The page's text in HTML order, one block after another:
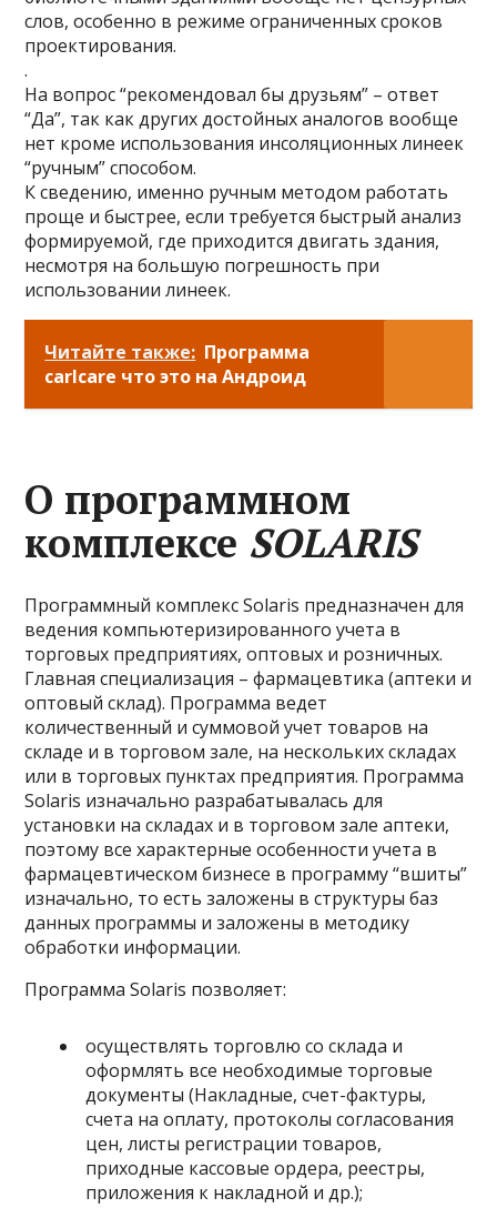
слов, особенно в режиме ограниченных сроков
проектирования.
.
На вопрос “рекомендовал бы друзьям” – ответ
“Да”, так как других достойных аналогов вообще
нет кроме использования инсоляционных линеек
“ручным” способом.
К сведению, именно ручным методом работать
проще и быстрее, если требуется быстрый анализ
формируемой, где приходится двигать здания,
несмотря на большую погрешность при
использовании линеек.
Читайте также: Программа
carlcare что это на Андроид
О программном
комплексе SOLARIS
Программный комплекс Solaris предназначен для
ведения компьютеризированного учета в
торговых предприятиях, оптовых и розничных.
Главная специализация – фармацевтика (аптеки и
оптовый склад). Программа ведет
количественный и суммовой учет товаров на
складе и в торговом зале, на нескольких складах
или в торговых пунктах предприятия. Программа
Solaris изначально разрабатывалась для
установки на складах и в торговом зале аптеки,
поэтому все характерные особенности учета в
фармацевтическом бизнесе в программу “вшиты”
изначально, то есть заложены в структуры баз
данных программы и заложены в методику
обработки информации.
Программа Solaris позволяет:
осуществлять торговлю со склада и
оформлять все необходимые торговые
документы (Накладные, счет-фактуры,
счета на оплату, протоколы согласования
цен, листы регистрации товаров,
приходные кассовые ордера, реестры,
приложения к накладной и др.);